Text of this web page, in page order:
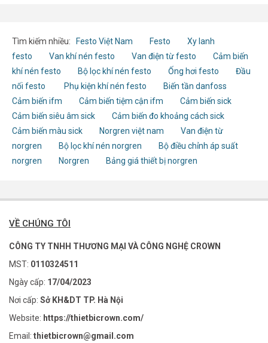
Tìm kiếm nhiều: Festo Việt Nam Festo
Xy lanh
festo
Van khí nén festo Van điện từ festo
Cảm biến
khí nén festo
Bộ lọc khí nén festo Ống hơi festo
Đầu
nối festo
Phụ kiện khí nén festo
Biến tần danfoss
Cảm biến ifm
Cảm biến tiệm cận ifm
Cảm biến sick
Cảm biến siêu âm sick
Cảm biến đo khoảng cách sick
Cảm biến màu sick
Norgren việt nam
Van điện từ
norgren
Bộ lọc khí nén norgren
Bộ điều chỉnh áp suất
norgren
Norgren Bảng giá thiết bị norgren
VỀ CHÚNG TÔI
CÔNG TY TNHH THƯƠNG MẠI VÀ CÔNG NGHỆ CROWN
MST: 0110324511
Ngày cấp: 17/04/2023
Nơi cấp: Sở KH&DT TP. Hà Nội
Website: https://thietbicrown.com/
Email: thietbicrown@gmail.com